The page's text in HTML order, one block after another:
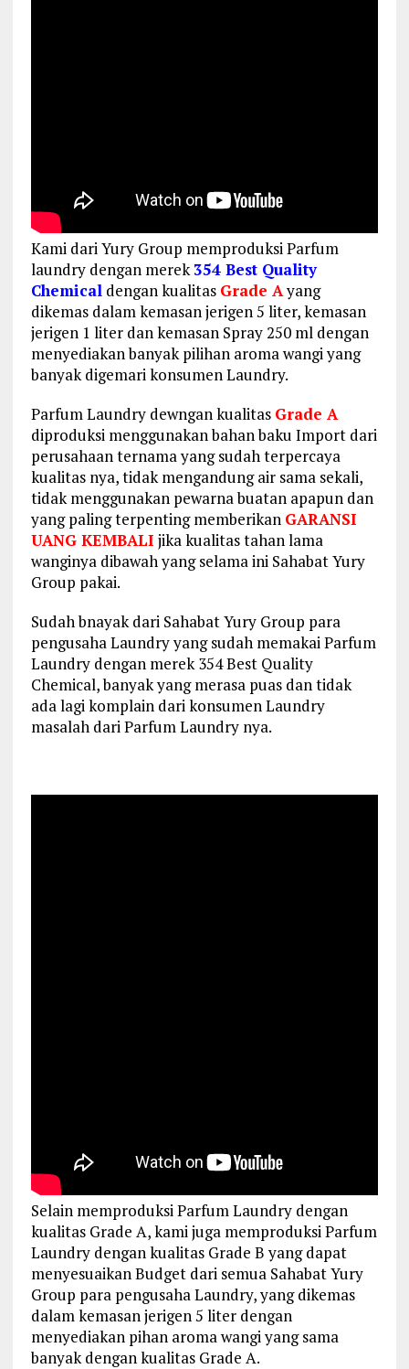
Kami dari Yury Group memproduksi Parfum
laundry dengan merek354 Best Quality
Chemicaldengan kualitas Grade Ayang
dikemas dalam kemasan jerigen 5 liter, kemasan
jerigen 1 liter dan kemasan Spray 250 ml dengan
menyediakan banyak pilihan aroma wangi yang
banyak digemari konsumen Laundry.
Parfum Laundry dewngan kualitas Grade A
diproduksi menggunakan bahan baku Import dari
perusahaan ternama yang sudah terpercaya
kualitas nya, tidak mengandung air sama sekali,
tidak menggunakan pewarna buatan apapun dan
yang paling terpenting memberikan GARANSI
UANG KEMBALI jika kualitas tahan lama
wanginya dibawah yang selama ini Sahabat Yury
Group pakai.
Sudah bnayak dari Sahabat Yury Group para
pengusaha Laundry yang sudah memakai Parfum
Laundry dengan merek 354 Best Quality
Chemical, banyak yang merasa puas dan tidak
ada lagi komplain dari konsumen Laundry
masalah dari Parfum Laundry nya.
Selain memproduksi Parfum Laundry dengan
kualitas Grade A, kami juga memproduksi Parfum
Laundry dengan kualitas Grade B yang dapat
menyesuaikan Budget dari semua Sahabat Yury
Group para pengusaha Laundry, yang dikemas
dalam kemasan jerigen 5 liter dengan
menyediakan pihan aroma wangi yang sama
banyak dengan kualitas Grade A.